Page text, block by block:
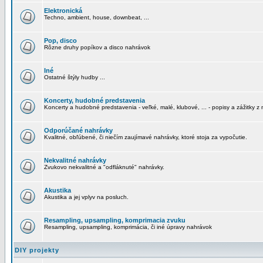
Elektronická
Techno, ambient, house, downbeat, ...
Pop, disco
Rôzne druhy popíkov a disco nahrávok
Iné
Ostatné štýly hudby ...
Koncerty, hudobné predstavenia
Koncerty a hudobné predstavenia - veľké, malé, klubové, ... - popisy a zážitky z
Odporúčané nahrávky
Kvalitné, obľúbené, či niečím zaujímavé nahrávky, ktoré stoja za vypočutie.
Nekvalitné nahrávky
Zvukovo nekvalitné a "odfláknuté" nahrávky.
Akustika
Akustika a jej vplyv na posluch.
Resampling, upsampling, komprimacia zvuku
Resampling, upsampling, komprimácia, či iné úpravy nahrávok
DIY projekty